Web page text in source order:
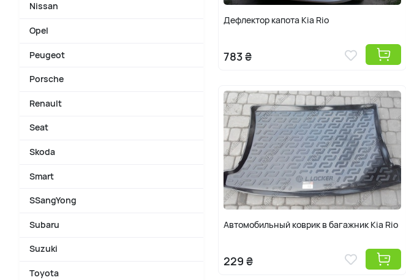
Nissan
Opel
Peugeot
Porsche
Renault
Seat
Skoda
Smart
SSangYong
Subaru
Suzuki
Toyota
Дефлектор капота Kia Rio
783 ₴
Автомобильный коврик в багажник Kia Rio
229 ₴